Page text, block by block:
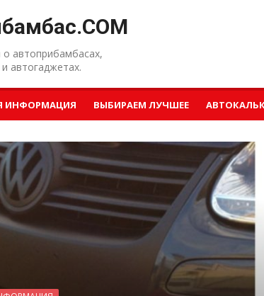
автоприбамбасах,
автогаджетах.
ИНФОРМАЦИЯ ВЫБИРАЕМ ЛУЧШЕЕ